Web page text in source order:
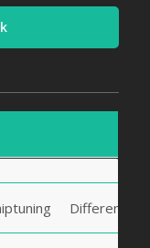
Difference